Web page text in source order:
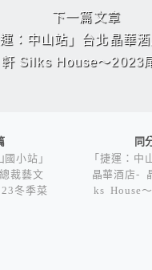
下一篇文章
運：中山站」台北晶華
軒 Silks House～2023
國小站」
裁藝文
冬季菜
同
「捷運：中
晶華酒店-
ks House